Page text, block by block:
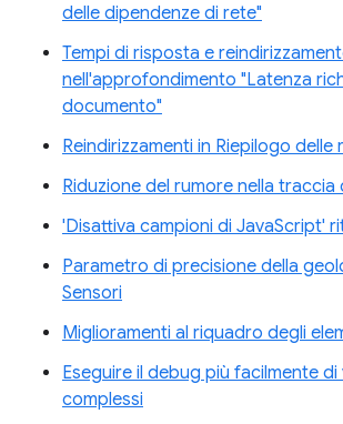
delle dipendenze di rete"
Tempi di risposta e
nell'approfondimento "Latenza
documento"
Reindirizzamenti in Riepilogo
Riduzione del rumore nella traccia
'Disattiva campioni di JavaScript'
Parametro di precisione della
Sensori
Miglioramenti al riquadro degli
Eseguire il debug più facilmente di
complessi